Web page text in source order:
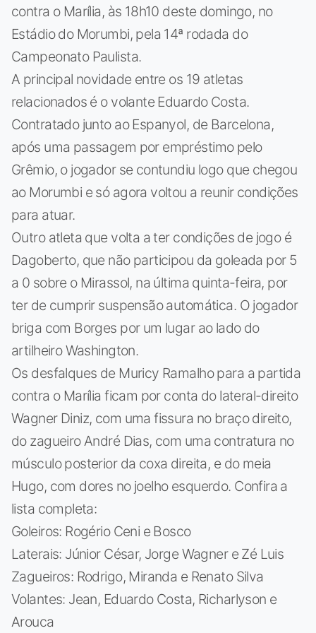
contra o Marília, às 18h10 deste domingo, no
Estádio do Morumbi, pela 14ª rodada do
Campeonato Paulista.
A principal novidade entre os 19 atletas
relacionados é o volante Eduardo Costa.
Contratado junto ao Espanyol, de Barcelona,
após uma passagem por empréstimo pelo
Grêmio, o jogador se contundiu logo que chegou
ao Morumbi e só agora voltou a reunir condições
para atuar.
Outro atleta que volta a ter condições de jogo é
Dagoberto, que não participou da goleada por 5
a 0 sobre o Mirassol, na última quinta-feira, por
ter de cumprir suspensão automática. O jogador
briga com Borges por um lugar ao lado do
artilheiro Washington.
Os desfalques de Muricy Ramalho para a partida
contra o Marília ficam por conta do lateral-direito
Wagner Diniz, com uma fissura no braço direito,
do zagueiro André Dias, com uma contratura no
músculo posterior da coxa direita, e do meia
Hugo, com dores no joelho esquerdo. Confira a
lista completa:
Goleiros: Rogério Ceni e Bosco
Laterais: Júnior César, Jorge Wagner e Zé Luis
Zagueiros: Rodrigo, Miranda e Renato Silva
Volantes: Jean, Eduardo Costa, Richarlyson e
Arouca